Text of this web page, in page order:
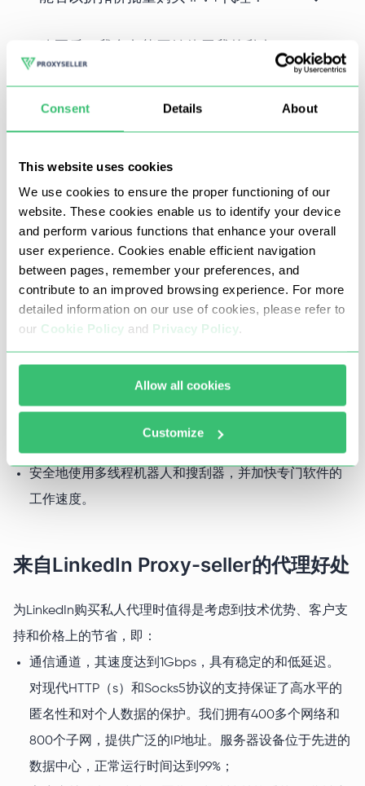
Consent Details About
This website uses cookies
We use cookies to ensure the proper functioning of our
website. These cookies enable us to identify your device
and perform various functions that enhance your overall
user experience. Cookies enable efficient navigation
between pages, remember your preferences, and
contribute to an improved browsing experience. For more
detailed information on our use of cookies, please refer to
our Cookie Policy and Privacy Policy.
Allow all cookies
Customize
IPv4 代理？
购买 IPv4 代理时，我可以选择特定的
LinkedIn是一个为寻找职位空缺和建立业务联系而创建的社
交网络，拥有近10亿份资料。它代表了世界上200个国家的
约200个商业部门。
与其他社交网络一样，LinkedIn有一些限制，代理服务器可
安全地使用多线程机器人和搜刮器，并加快专门软件的
工作速度。
来自LinkedIn Proxy-seller的代理好处
为LinkedIn购买私人代理时值得是考虑到技术优势、客户支
持和价格上的节省，即：
通信通道，其速度达到1Gbps，具有稳定的和低延迟。
对现代HTTP（s）和Socks5协议的支持保证了高水平的
匿名性和对个人数据的保护。我们拥有400多个网络和
800个子网，提供广泛的IP地址。服务器设备位于先进的
数据中心，正常运行时间达到99%；